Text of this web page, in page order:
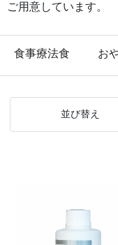
ご用意しています。
食事療法食 お
並び替え